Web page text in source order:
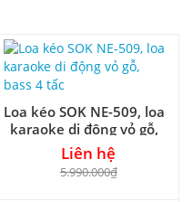
Loa kéo SOK NE-509, loa
karaoke di động vỏ gỗ,
bass 4 tấc
Liên hệ
5.990.000₫